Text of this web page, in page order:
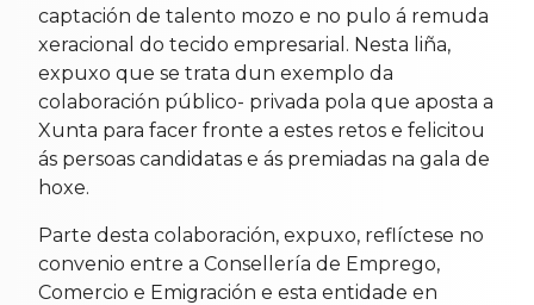
captación de talento mozo e no pulo á remuda
xeracional do tecido empresarial. Nesta liña,
expuxo que se trata dun exemplo da
colaboración público- privada pola que aposta a
Xunta para facer fronte a estes retos e felicitou
ás persoas candidatas e ás premiadas na gala de
hoxe.
Parte desta colaboración, expuxo, reflíctese no
convenio entre a Consellería de Emprego,
Comercio e Emigración e esta entidade en